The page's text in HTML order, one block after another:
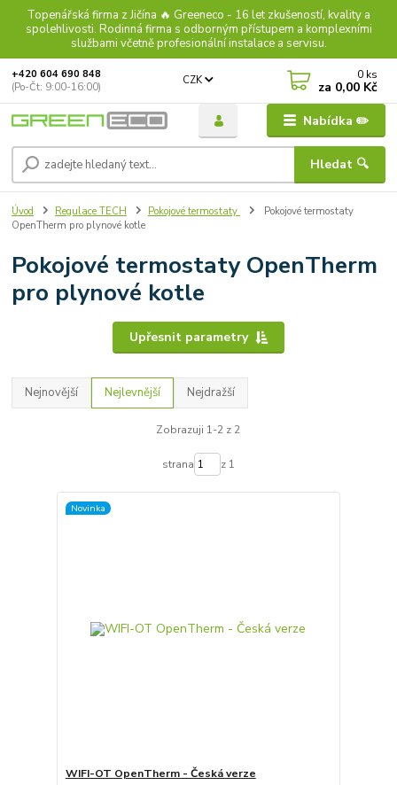
Topenářská firma z Jičína 🔥 Greeneco - 16 let zkušeností, kvality a
spolehlivosti. Rodinná firma s odborným přístupem a komplexními
službami včetně profesionální instalace a servisu.
Nabídka ✏️
CZK
Hledat 🔍
+420 604 690 848
(Po-Čt: 9:00-16:00)
0 ks
za 0,00 Kč
Úvod Regulace TECH Pokojové termostaty
Pokojové termostaty
OpenTherm pro plynové kotle
Pokojové termostaty OpenTherm
pro plynové kotle
Upřesnit parametry
Nejnovější Nejlevnější Nejdražší
Zobrazuji 1-2 z 2
strana z 1
Novinka
WIFI-OT OpenTherm - Česká verze